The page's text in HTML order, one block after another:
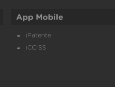
App Mobile
iPatente
iCCISS